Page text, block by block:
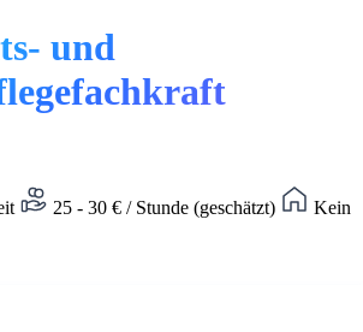
und
25 - 30 € / Stunde (geschätzt)
Kein